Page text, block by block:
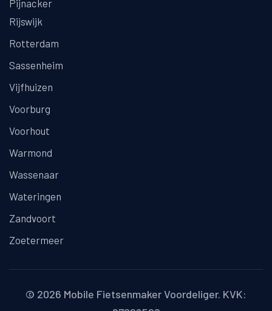
Pijnacker
Rijswijk
Rotterdam
Sassenheim
Vijfhuizen
Voorburg
Voorhout
Warmond
Wassenaar
Wateringen
Zandvoort
Zoetermeer
© 2026 Mobile Fietsenmaker Voordeliger. KVK: